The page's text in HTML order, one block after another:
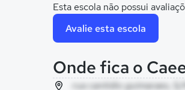
Esta escola não possui
Avalie esta escola
Onde fica o
rua cantidio guimaraes,